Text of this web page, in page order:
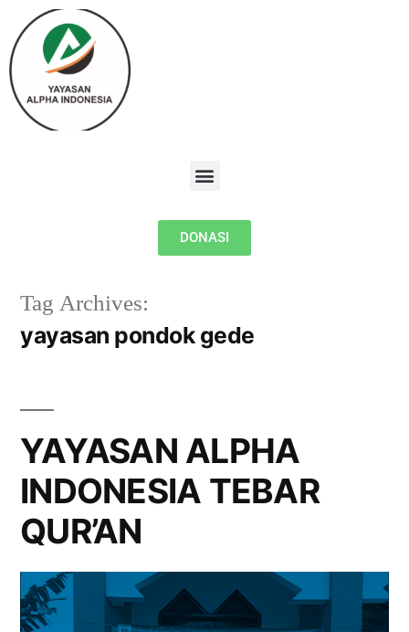
DONASI
Tag Archives:
yayasan pondok gede
YAYASAN ALPHA
INDONESIA TEBAR
QUR’AN